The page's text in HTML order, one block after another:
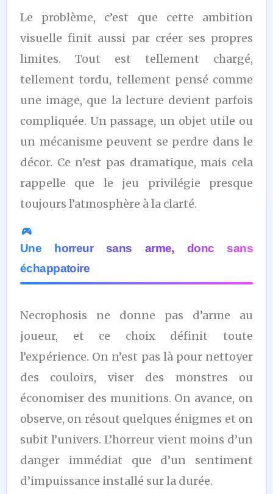
Le problème, c’est que cette ambition
visuelle finit aussi par créer ses propres
limites. Tout est tellement chargé,
tellement tordu, tellement pensé comme
une image, que la lecture devient parfois
compliquée. Un passage, un objet utile ou
un mécanisme peuvent se perdre dans le
décor. Ce n’est pas dramatique, mais cela
rappelle que le jeu privilégie presque
toujours l’atmosphère à la clarté.
Une horreur sans arme, donc sans
échappatoire
Necrophosis ne donne pas d’arme au
joueur, et ce choix définit toute
l’expérience. On n’est pas là pour nettoyer
des couloirs, viser des monstres ou
économiser des munitions. On avance, on
observe, on résout quelques énigmes et on
subit l’univers. L’horreur vient moins d’un
danger immédiat que d’un sentiment
d’impuissance installé sur la durée.